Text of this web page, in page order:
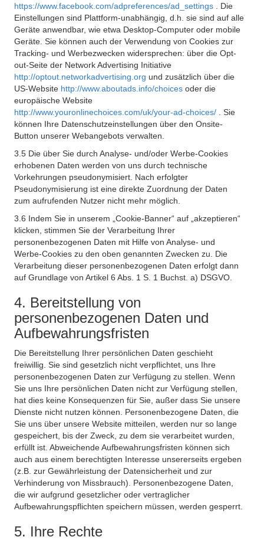
https://www.facebook.com/adpreferences/ad_settings
. Die
Einstellungen sind Plattform-unabhängig, d.h. sie sind auf alle
Geräte anwendbar, wie etwa Desktop-Computer oder mobile
Geräte. Sie können auch der Verwendung von Cookies zur
Tracking- und Werbezwecken widersprechen: über die Opt-
out-Seite der Network Advertising Initiative
http://optout.networkadvertising.org und zusätzlich über die
US-Website http://www.aboutads.info/choices oder die
europäische Website
http://www.youronlinechoices.com/uk/your-ad-choices/
. Sie
können Ihre Datenschutzeinstellungen über den Onsite-
Button unserer Webangebots verwalten.
3.5 Die über Sie durch Analyse- und/oder Werbe-Cookies
erhobenen Daten werden von uns durch technische
Vorkehrungen pseudonymisiert. Nach erfolgter
Pseudonymisierung ist eine direkte Zuordnung der Daten
zum aufrufenden Nutzer nicht mehr möglich.
3.6 Indem Sie in unserem „Cookie-Banner“ auf „akzeptieren“
klicken, stimmen Sie der Verarbeitung Ihrer
personenbezogenen Daten mit Hilfe von Analyse- und
Werbe-Cookies zu den oben genannten Zwecken zu. Die
Verarbeitung dieser personenbezogenen Daten erfolgt dann
auf Grundlage von Artikel 6 Abs. 1 S. 1 Buchst. a) DSGVO.
4. Bereitstellung von
personenbezogenen Daten und
Aufbewahrungsfristen
Die Bereitstellung Ihrer persönlichen Daten geschieht
freiwillig. Sie sind gesetzlich nicht verpflichtet, uns Ihre
personenbezogenen Daten zur Verfügung zu stellen. Wenn
Sie uns Ihre persönlichen Daten nicht zur Verfügung stellen,
hat dies keine Konsequenzen für Sie, außer dass Sie unsere
Dienste nicht nutzen können. Personenbezogene Daten, die
Sie uns über unsere Website mitteilen, werden nur so lange
gespeichert, bis der Zweck, zu dem sie verarbeitet wurden,
erfüllt ist. Abweichende Aufbewahrungsfristen können sich
auch aus einem berechtigten Interesse unsererseits ergeben
(z.B. zur Gewährleistung der Datensicherheit und zur
Verhinderung von Missbrauch). Personenbezogene Daten,
die wir aufgrund gesetzlicher oder vertraglicher
Aufbewahrungspflichten speichern müssen, werden gesperrt.
5. Ihre Rechte